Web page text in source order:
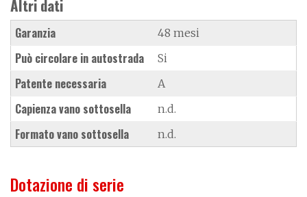
Altri dati
Garanzia 48 mesi
Può circolare in autostrada Si
Patente necessaria A
Capienza vano sottosella n.d.
Formato vano sottosella n.d.
Dotazione di serie